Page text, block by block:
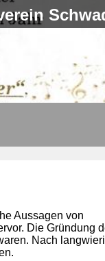
Aussagen von
Die Gründung
Nach